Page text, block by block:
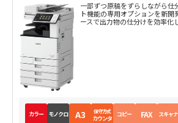
一部ずつ原稿をずらしながら仕
ト機能の専用オプションを新開
ースで出力物の仕分けを効率化
カラー モノクロ A3 保守方式
カウンタ コピー FAX スキャナ